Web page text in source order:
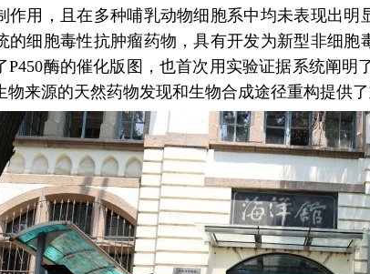
作用，且在多种哺乳动物细胞系中均未表现出明
的细胞毒性抗肿瘤药物，具有开发为新型非细
P450酶的催化版图，也首次用实验证据系统阐
物来源的天然药物发现和生物合成途径重构提供了